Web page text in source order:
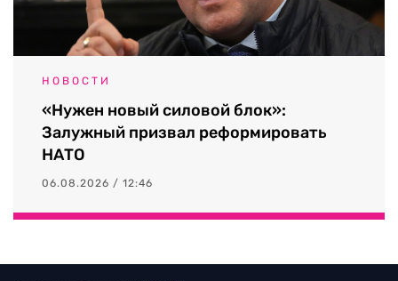
НОВОСТИ
«Нужен новый силовой блок»:
Залужный призвал реформировать
НАТО
06.08.2026 / 12:46